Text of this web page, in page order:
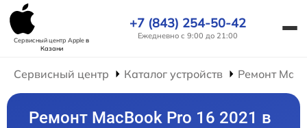
Сервисный центр Appleв
Казани
+7 (843) 254-50-42
Ежедневно с 9:00 до 21:00
Сервисный центр Каталог устройств Ремонт
Ремонт MacBook Pro 16 2021 в